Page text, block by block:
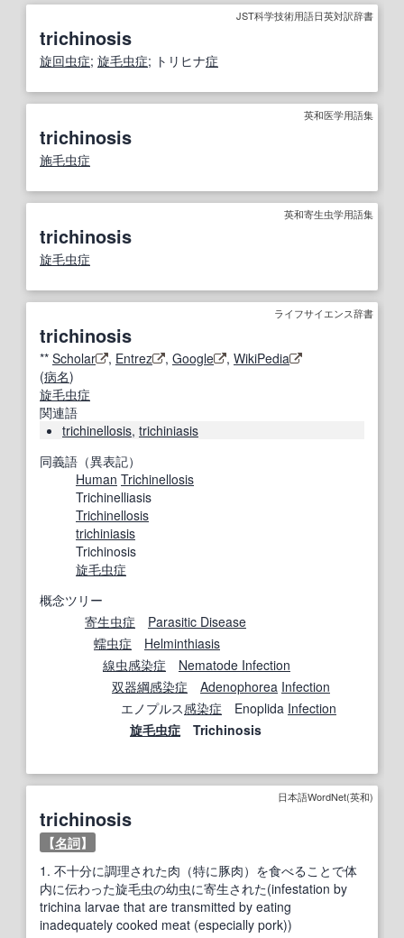
JST科学技術用語日英対訳辞書
trichinosis
旋回虫症; 旋毛虫症; トリヒナ症
英和医学用語集
trichinosis
施毛虫症
英和寄生虫学用語集
trichinosis
旋毛虫症
ライフサイエンス辞書
trichinosis
** Scholar , Entrez , Google , WikiPedia
(病名)
旋毛虫症
関連語
trichinellosis, trichiniasis
同義語（異表記）
Human Trichinellosis
Trichinelliasis
Trichinellosis
trichiniasis
Trichinosis
旋毛虫症
概念ツリー
寄生虫症
Parasitic Disease
蠕虫症
Helminthiasis
線虫感染症
Nematode Infection
双器綱感染症 Adenophorea Infection
エノプルス感染症 Enoplida Infection
旋毛虫症 Trichinosis
日本語WordNet(英和)
trichinosis
【名詞】
1. 不十分に調理された肉（特に豚肉）を食べることで体
内に伝わった旋毛虫の幼虫に寄生された(infestation by
trichina larvae that are transmitted by eating
inadequately cooked meat (especially pork))